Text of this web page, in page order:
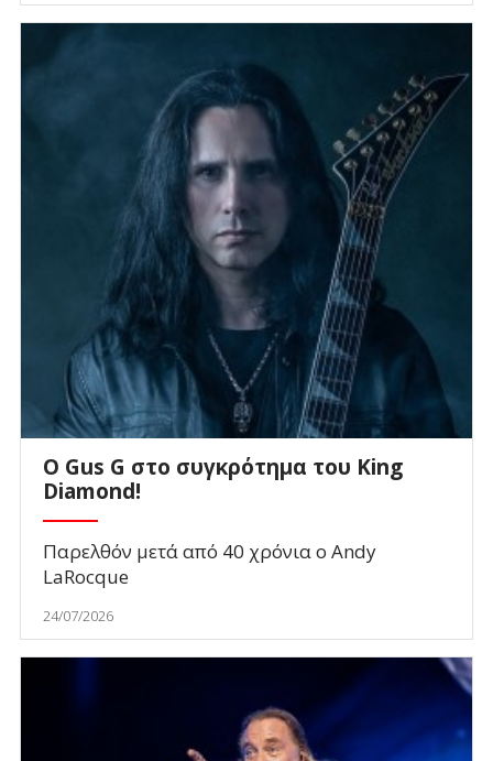
O Gus G στο συγκρότημα του King
Diamond!
Παρελθόν μετά από 40 χρόνια ο Andy
LaRocque
24/07/2026